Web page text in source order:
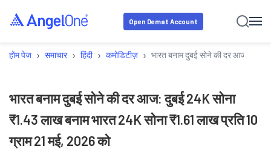
Open Demat Account
होम पेज › समाचार › हिंदी › कमोडिटीज़ › भारत बनाम दुबई सोने की दर आज: दुबई
भारत बनाम दुबई सोने की दर आज: दुबई 24K सोना
₹1.43 लाख बनाम भारत 24K सोना ₹1.61 लाख प्रति 10
ग्राम 21 मई, 2026 को